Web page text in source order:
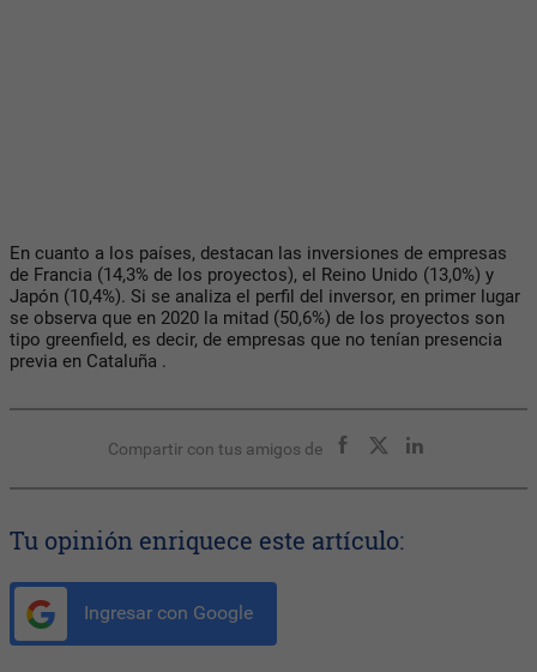
En cuanto a los países, destacan las inversiones de empresas
de Francia (14,3% de los proyectos), el Reino Unido (13,0%) y
Japón (10,4%). Si se analiza el perfil del inversor, en primer lugar
se observa que en 2020 la mitad (50,6%) de los proyectos son
tipo greenfield, es decir, de empresas que no tenían presencia
previa en Cataluña .
Compartir con tus amigos de
Tu opinión enriquece este artículo:
Ingresar con Google